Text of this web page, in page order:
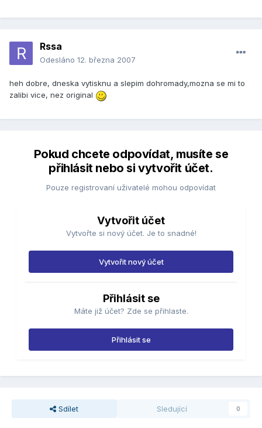
Rssa
Odesláno 12. března 2007
heh dobre, dneska vytisknu a slepim dohromady,mozna se mi to
zalibi vice, nez original
Pokud chcete odpovídat, musíte se
přihlásit nebo si vytvořit účet.
Pouze registrovaní uživatelé mohou odpovídat
Vytvořit účet
Vytvořte si nový účet. Je to snadné!
Vytvořit nový účet
Přihlásit se
Máte již účet? Zde se přihlaste.
Přihlásit se
Sdílet Sledující 0